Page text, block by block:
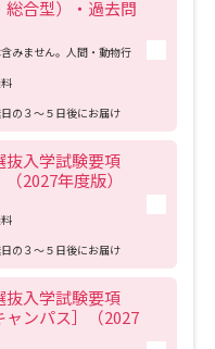
合型）・過去問
みません。人間・動物行
の３～５日後にお届け
抜入学試験要項
2027年度版）
の３～５日後にお届け
抜入学試験要項
ャンパス］（2027